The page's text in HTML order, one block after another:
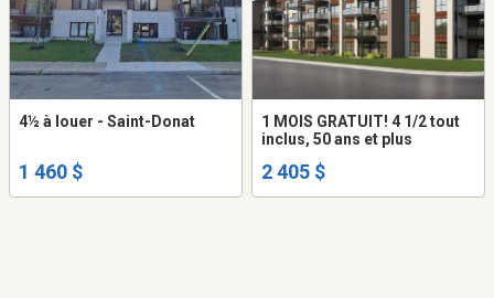
4½ à louer - Saint-Donat
1 460 $
1 MOIS GRATUIT! 4 1/2 tout
inclus, 50 ans et plus
2 405 $